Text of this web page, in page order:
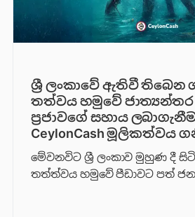
ශ්‍රී ලංකාවේ ඇතිවී තිබෙන
තත්වය හමුවේ ජාත්‍යන්තර
ප්‍රජාවගේ සහාය
CeylonCash මූලිකත්වය
මේවනවිට ශ්‍රී ලංකාව මුහුණ දී
තත්ත්වය හමුවේ පීඩාවට පත්